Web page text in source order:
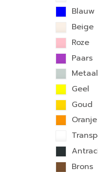
Blauw
Beige
Roze
Paars
Metaal
Geel
Goud
Oranje
Brons